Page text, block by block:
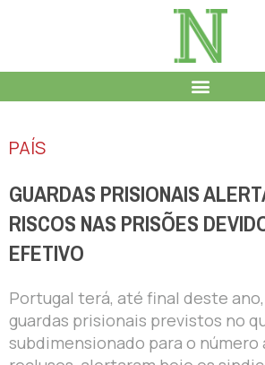
PAÍS
GUARDAS PRISIONAIS
RISCOS NAS PRISÕES
EFETIVO
Portugal terá, até final deste
guardas prisionais previstos no
subdimensionado para o número